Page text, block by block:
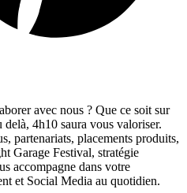
avec nous ? Que ce soit sur
delà, 4h10 saura vous valoriser.
partenariats, placements produits,
Garage Festival, stratégie
accompagne dans votre
et Social Media au quotidien.